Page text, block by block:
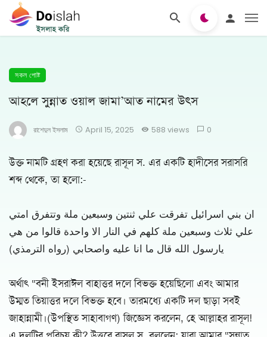
সকল পোষ্ট
আহলে সুন্নাত ওয়াল জামা’আত নামের উৎস
রাশেদুল ইসলাম April 15, 2025 588 views 0
উক্ত নামটি গ্রহণ করা হয়েছে রাসূল স. এর একটি হাদীসের সরাসরি
শব্দ থেকে, তা হলো:-
ان بني اسرائيل تفرقت علي ثنتين وسبعين ملة وتتفرق امتي
علي ثلاث وسبعين ملة كلهم في النار الا واحدة قالوا من هي
يارسول الله قال ما انا عليه واصحابي (رواه الترمذي)
অর্থাৎ “বনী ইসরাঈল বাহাত্তর দলে বিভক্ত হয়েছিলো এবং আমার
উম্মত তিয়াত্তর দলে বিভক্ত হবে। তারমধ্যে একটি দল ছাড়া সবই
জাহান্নামী।(উপস্থিত সাহাবাগণ) জিজ্ঞেস করলেন, হে আল্লাহর রাসূল!